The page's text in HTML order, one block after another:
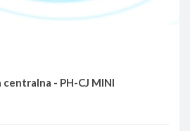
- PH-CJ MINI